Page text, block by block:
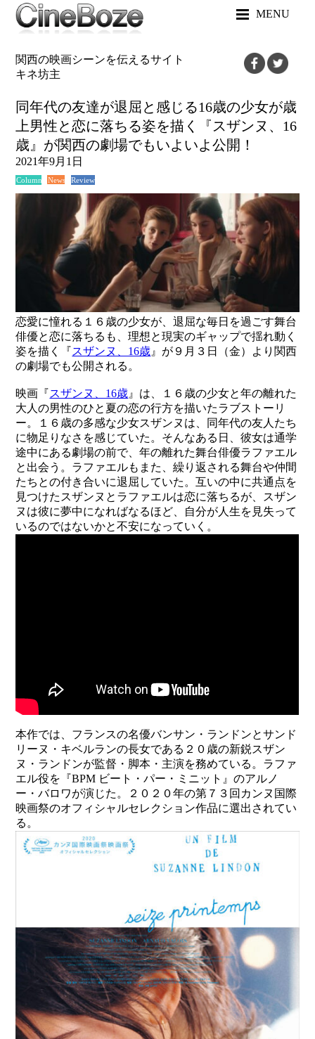
MENU
関西の映画シーンを伝えるサイト
キネ坊主
同年代の友達が退屈と感じる16歳の少女が歳
上男性と恋に落ちる姿を描く『スザンヌ、16
歳』が関西の劇場でもいよいよ公開！
2021年9月1日
Column News Review
恋愛に憧れる１６歳の少女が、退屈な毎日を過ごす舞台
俳優と恋に落ちるも、理想と現実のギャップで揺れ動く
姿を描く『スザンヌ、16歳 』が９月３日（金）より関西
の劇場でも公開される。
映画『スザンヌ、16歳 』は、１６歳の少女と年の離れた
大人の男性のひと夏の恋の行方を描いたラブストーリ
ー。１６歳の多感な少女スザンヌは、同年代の友人たち
に物足りなさを感じていた。そんなある日、彼女は通学
途中にある劇場の前で、年の離れた舞台俳優ラファエル
と出会う。ラファエルもまた、繰り返される舞台や仲間
たちとの付き合いに退屈していた。互いの中に共通点を
見つけたスザンヌとラファエルは恋に落ちるが、スザン
ヌは彼に夢中になればなるほど、自分が人生を見失って
いるのではないかと不安になっていく。
本作では、フランスの名優バンサン・ランドンとサンド
リーヌ・キベルランの長女である２０歳の新鋭スザン
ヌ・ランドンが監督・脚本・主演を務めている。ラファ
エル役を『BPM ビート・パー・ミニット』のアルノ
ー・バロワが演じた。２０２０年の第７３回カンヌ国際
映画祭のオフィシャルセレクション作品に選出されてい
る。